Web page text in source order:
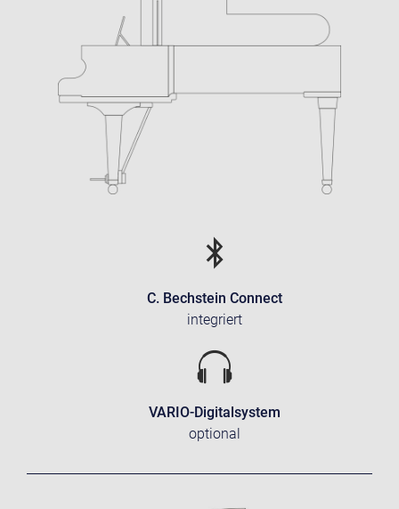
C. Bechstein Connect
integriert
VARIO-Digitalsystem
optional